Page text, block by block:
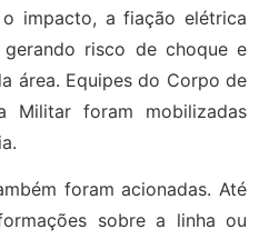
impacto, a fiação elétrica
risco de choque e
área. Equipes do Corpo de
Militar foram mobilizadas
foram acionadas. Até
sobre a linha ou